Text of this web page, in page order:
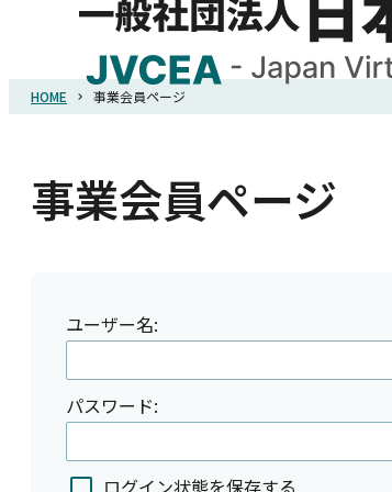
協会概要
詐欺関連情報
HOME 事業会員ページ
事業会員ページ
ユーザー名:
パスワード:
ログイン状態を保存する